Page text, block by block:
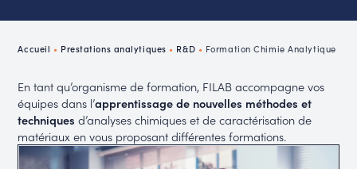
Accueil • Prestations analytiques • R&D • Formation Chimie Analytique
En tant qu’organisme de formation, FILAB accompagne vos
équipes dans l’apprentissage de nouvelles méthodes et
techniques d’analyses chimiques et de caractérisation de
matériaux en vous proposant différentes formations.